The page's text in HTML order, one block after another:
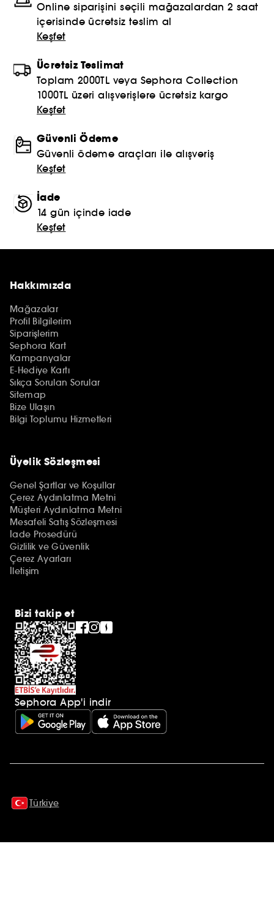
Online siparişini seçili mağazalardan 2 saat
içerisinde ücretsiz teslim al
Keşfet
Ücretsiz Teslimat
Toplam 2000TL veya Sephora Collection
1000TL üzeri alışverişlere ücretsiz kargo
Keşfet
Güvenli Ödeme
Güvenli ödeme araçları ile alışveriş
Keşfet
İade
14 gün içinde iade
Keşfet
Hakkımızda
Mağazalar
Profil Bilgilerim
Siparişlerim
Sephora Kart
Kampanyalar
E-Hediye Kartı
Sıkça Sorulan Sorular
Sitemap
Bize Ulaşın
Bilgi Toplumu Hizmetleri
Üyelik Sözleşmesi
Genel Şartlar ve Koşullar
Çerez Aydınlatma Metni
Müşteri Aydınlatma Metni
Mesafeli Satış Sözleşmesi
İade Prosedürü
Gizlilik ve Güvenlik
Çerez Ayarları
İletişim
Bizi takip et
Sephora App'i indir
Türkiye